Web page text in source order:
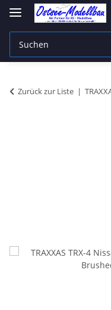
Zurück zur Liste